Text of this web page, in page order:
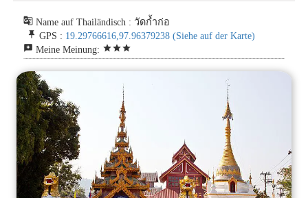
g_translate Name auf Thailändisch : วัดก้ำก่อ
push_pin GPS : 19.29766616,97.96379238 (Siehe auf der Karte)
reviews Meine Meinung: starstarstar